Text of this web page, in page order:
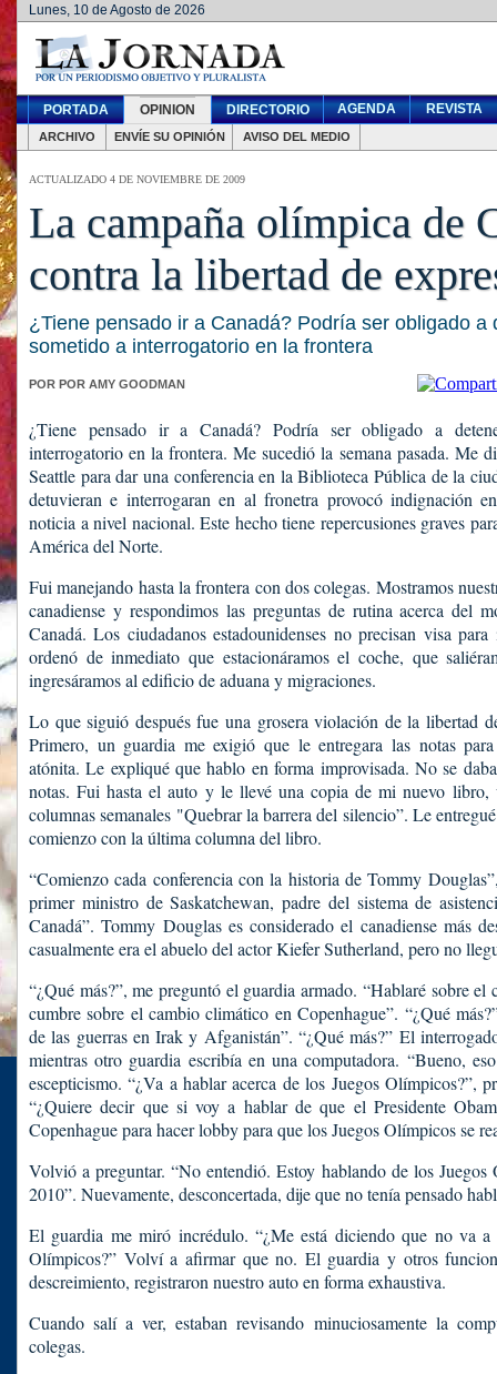
Lunes, 10 de Agosto de 2026
PORTADA OPINION DIRECTORIO AGENDA REVISTA
ARCHIVO ENVÍE SU OPINIÓN AVISO DEL MEDIO
ACTUALIZADO 4 DE NOVIEMBRE DE 2009
La campaña olímpica de
contra la libertad de
¿Tiene pensado ir a Canadá? Podría ser obligado a
sometido a interrogatorio en la frontera
POR POR AMY GOODMAN
¿Tiene pensado ir a Canadá? Podría ser obligado a
interrogatorio en la frontera. Me sucedió la semana pasada. Me
Seattle para dar una conferencia en la Biblioteca Pública de la
detuvieran e interrogaran en al fronetra provocó indignación
noticia a nivel nacional. Este hecho tiene repercusiones graves
América del Norte.
Fui manejando hasta la frontera con dos colegas. Mostramos
canadiense y respondimos las preguntas de rutina acerca del
Canadá. Los ciudadanos estadounidenses no precisan visa
ordenó de inmediato que estacionáramos el coche, que
ingresáramos al edificio de aduana y migraciones.
Lo que siguió después fue una grosera violación de la libertad
Primero, un guardia me exigió que le entregara las notas
atónita. Le expliqué que hablo en forma improvisada. No se
notas. Fui hasta el auto y le llevé una copia de mi nuevo libro,
columnas semanales "Quebrar la barrera del silencio”. Le
comienzo con la última columna del libro.
“Comienzo cada conferencia con la historia de Tommy
primer ministro de Saskatchewan, padre del sistema de
Canadá”. Tommy Douglas es considerado el canadiense más
casualmente era el abuelo del actor Kiefer Sutherland, pero no
“¿Qué más?”, me preguntó el guardia armado. “Hablaré sobre
cumbre sobre el cambio climático en Copenhague”. “¿Qué
de las guerras en Irak y Afganistán”. “¿Qué más?” El
mientras otro guardia escribía en una computadora. “Bueno,
escepticismo. “¿Va a hablar acerca de los Juegos Olímpicos?”,
“¿Quiere decir que si voy a hablar de que el Presidente
Copenhague para hacer lobby para que los Juegos Olímpicos se
Volvió a preguntar. “No entendió. Estoy hablando de los Juegos
2010”. Nuevamente, desconcertada, dije que no tenía pensado
El guardia me miró incrédulo. “¿Me está diciendo que no va a
Olímpicos?” Volví a afirmar que no. El guardia y otros
descreimiento, registraron nuestro auto en forma exhaustiva.
Cuando salí a ver, estaban revisando minuciosamente la
colegas.